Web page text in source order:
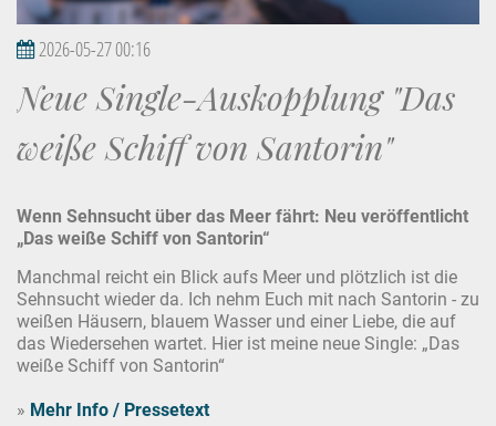
2026-05-27 00:16
Neue Single-Auskopplung "Das
weiße Schiff von Santorin"
Wenn Sehnsucht über das Meer fährt: Neu veröffentlicht
„Das weiße Schiff von Santorin“
Manchmal reicht ein Blick aufs Meer und plötzlich ist die
Sehnsucht wieder da. Ich nehm Euch mit nach Santorin - zu
weißen Häusern, blauem Wasser und einer Liebe, die auf
das Wiedersehen wartet. Hier ist meine neue Single: „Das
weiße Schiff von Santorin“
» Mehr Info / Pressetext